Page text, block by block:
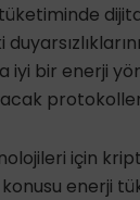
iyi bir enerji
için
enerji